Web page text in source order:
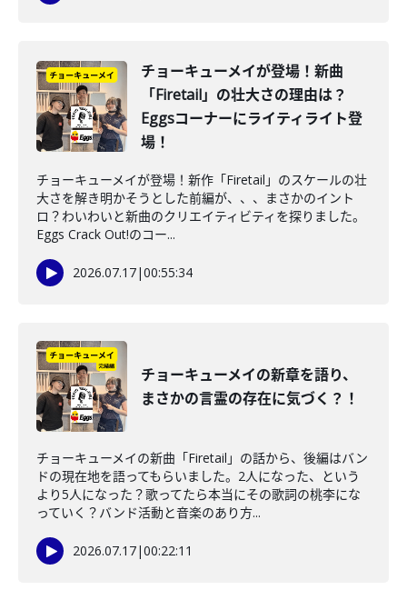
チョーキューメイが登場！新曲
「Firetail」の壮大さの理由は？
Eggsコーナーにライティライト登
場！
チョーキューメイが登場！新作「Firetail」のスケールの壮
大さを解き明かそうとした前編が、、、まさかのイント
ロ？わいわいと新曲のクリエイティビティを探りました。
Eggs Crack Out!のコー...
2026.07.17|00:55:34
チョーキューメイの新章を語り、
まさかの言霊の存在に気づく？！
チョーキューメイの新曲「Firetail」の話から、後編はバン
ドの現在地を語ってもらいました。2人になった、という
より5人になった？歌ってたら本当にその歌詞の桃李にな
っていく？バンド活動と音楽のあり方...
2026.07.17|00:22:11